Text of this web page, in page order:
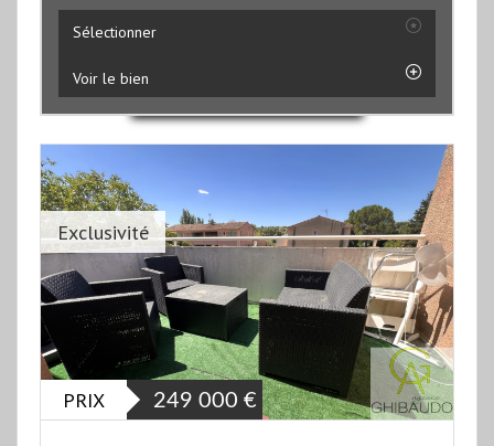
Sélectionner
Voir le bien
Exclusivité
PRIX 249 000 €